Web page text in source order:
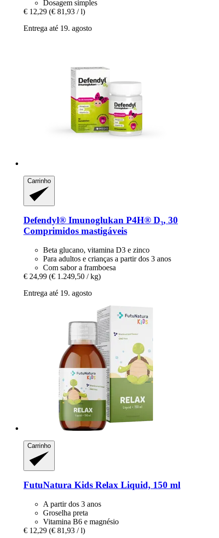
Dosagem simples
€ 12,29 (€ 81,93 / l)
Entrega até 19. agosto
Carrinho
Defendyl® Imunoglukan P4H® D₃, 30
Comprimidos mastigáveis
Beta glucano, vitamina D3 e zinco
Para adultos e crianças a partir dos 3 anos
Com sabor a framboesa
€ 24,99 (€ 1.249,50 / kg)
Entrega até 19. agosto
Carrinho
FutuNatura Kids Relax Liquid, 150 ml
A partir dos 3 anos
Groselha preta
Vitamina B6 e magnésio
€ 12,29 (€ 81,93 / l)